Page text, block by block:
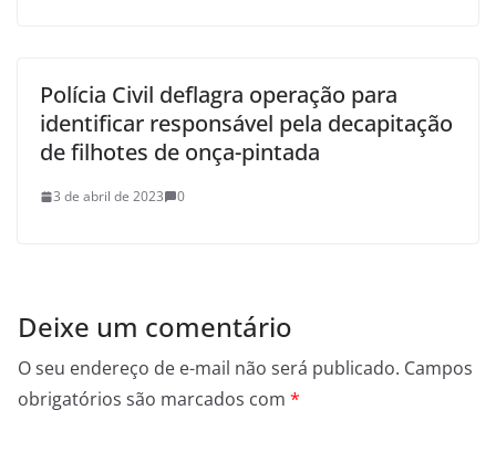
Polícia Civil deflagra operação para
identificar responsável pela decapitação
de filhotes de onça-pintada
3 de abril de 2023 0
Deixe um comentário
O seu endereço de e-mail não será publicado. Campos
obrigatórios são marcados com *